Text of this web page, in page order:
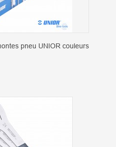
pneu UNIOR couleurs